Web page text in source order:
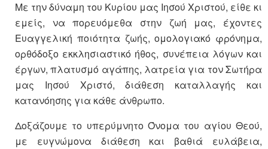
Με την δύναμη του Κυρίου μας Ιησού Χριστού, είθε κι
εμείς, να πορευόμεθα στην ζωή μας, έχοντες
Ευαγγελική ποιότητα ζωής, ομολογιακό φρόνημα,
ορθόδοξο εκκλησιαστικό ήθος, συνέπεια λόγων και
έργων, πλατυσμό αγάπης, λατρεία για τον Σωτήρα
μας Ιησού Χριστό, διάθεση καταλλαγής και
κατανόησης για κάθε άνθρωπο.
Δοξάζουμε το υπερύμνητο Όνομα του αγίου Θεού,
με ευγνώμονα διάθεση και βαθιά ευλάβεια,